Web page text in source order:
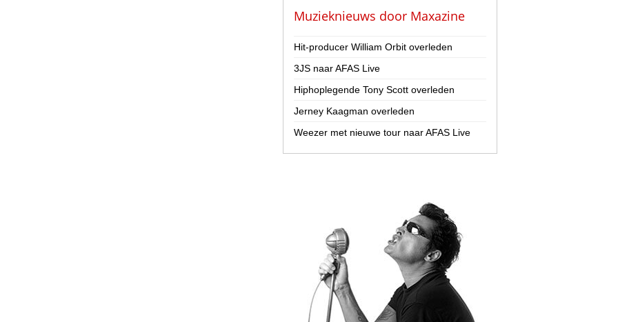
Muzieknieuws door Maxazine
Hit-producer William Orbit overleden
3JS naar AFAS Live
Hiphoplegende Tony Scott overleden
Jerney Kaagman overleden
Weezer met nieuwe tour naar AFAS Live